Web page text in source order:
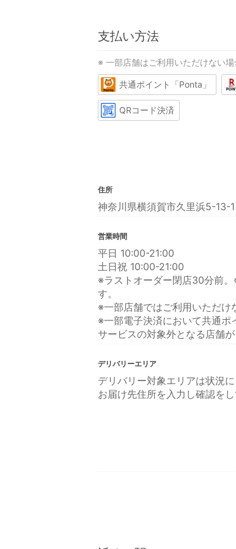
支払い方法
※ 一部店舗はご利用いただけない
共通ポイント「Ponta」
QRコード決済
住所
神奈川県横須賀市久里浜5-13-1
営業時間
平日 10:00-21:00
土日祝 10:00-21:00
※ラストオーダー閉店30分前
す。
※一部店舗ではご利用いただけ
※一部電子決済において共通ポ
サービスの対象外となる店舗が
デリバリーエリア
デリバリー対象エリアは状況
お届け先住所を入力し確認をし